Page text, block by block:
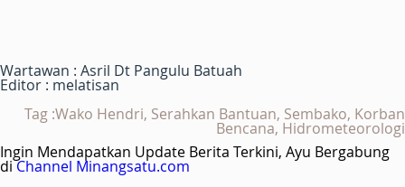
Wartawan : Asril Dt Pangulu Batuah
Editor : melatisan
Tag :Wako Hendri, Serahkan Bantuan, Sembako, Korban
Bencana, Hidrometeorologi
Ingin Mendapatkan Update Berita Terkini, Ayu Bergabung
diChannel Minangsatu.com